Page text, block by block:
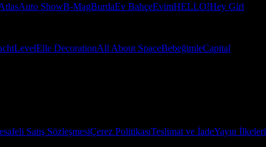
Auto ShowB-MagBurdaEv BahçeEvimHELLO!Hey Girl
LevelElle DecorationAll About SpaceBebeğimleCapital
Satış SözleşmesiÇerez PolitikasıTeslimat ve İadeYayın İlkeleri